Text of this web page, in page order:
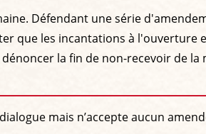
Défendant une série
que les incantations à l'ouverture
dénoncer la fin de non-recevoir de
mais n’accepte aucun